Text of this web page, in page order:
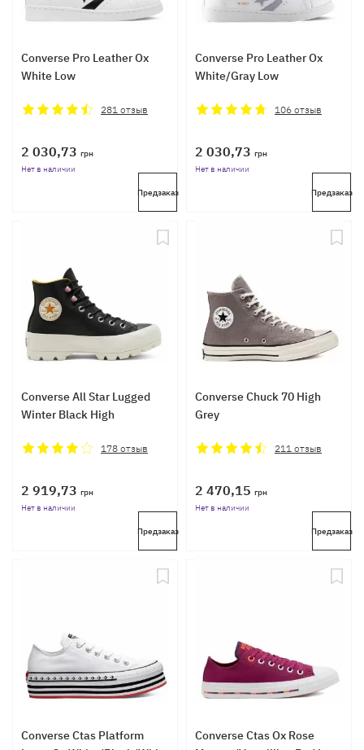
Converse Pro Leather Ox
White Low
281 отзыв
2 030,73 грн
Нет в наличии
Предзаказ
Converse Pro Leather Ox
White/Gray Low
106отзыв
2 030,73 грн
Нет в наличии
Предзаказ
Converse All Star Lugged
Winter Black High
178отзыв
2 919,73 грн
Нет в наличии
Предзаказ
Converse Chuck 70 High
Grey
211 отзыв
2 470,15 грн
Нет в наличии
Предзаказ
Converse Ctas Platform
Converse Ctas Ox Rose